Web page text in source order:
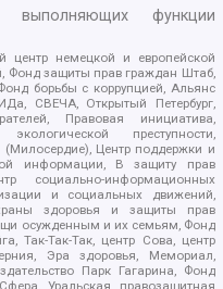
функции
центр немецкой и европейской
Фонд защиты прав граждан Штаб,
борьбы с коррупцией, Альянс
СВЕЧА, Открытый Петербург,
Правовая инициатива,
преступности,
Центр поддержки и
информации, В защиту прав
социально-информационных
и социальных движений,
здоровья и защиты прав
осужденным и их семьям, Фонд
Так-Так-Так, центр Сова, центр
Эра здоровья, Мемориал,
Парк Гагарина, Фонд
Уральская правозащитная